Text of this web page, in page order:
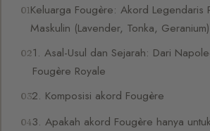
Keluarga Fougère: Akord Legendaris
Maskulin (Lavender, Tonka, Geranium)
1. Asal-Usul dan Sejarah: Dari
Fougère Royale
2. Komposisi akord Fougère
3. Apakah akord Fougère hanya